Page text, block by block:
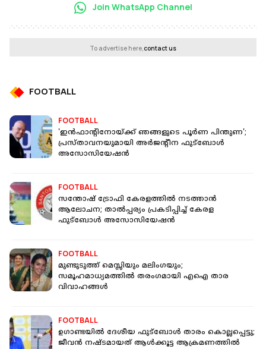
Join WhatsApp Channel
To advertise here,contact us
FOOTBALL
FOOTBALL
'ഇൻഫാന്‍റിനോയ്ക്ക് ഞങ്ങളുടെ പൂര്‍ണ പിന്തുണ';
പ്രസ്താവനയുമായി അർജന്‍റീന ഫുട്ബോൾ
അസോസിയേഷൻ
FOOTBALL
സന്തോഷ് ട്രോഫി കേരളത്തിൽ നടത്താൻ
ആലോചന; താൽപ്പര്യം പ്രകടിപ്പിച്ച് കേരള
ഫുട്ബോൾ അസോസിയേഷൻ
FOOTBALL
മുണ്ടുടുത്ത് മെസ്സിയും മലിംഗയും;
സമൂഹമാധ്യമത്തിൽ തരംഗമായി എഐ താര
വിവാഹങ്ങൾ
FOOTBALL
ഉഗാണ്ടയിൽ ദേശീയ ഫുട്ബോൾ താരം കൊല്ലപ്പെട്ടു;
ജീവൻ നഷ്ടമായത് ആൾക്കൂട്ട ആക്രമണത്തിൽ